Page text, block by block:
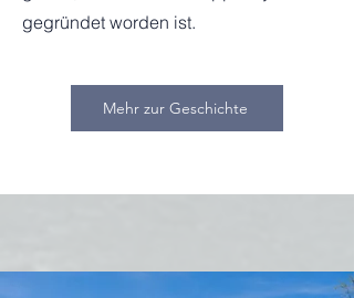
gegründet worden ist.
Mehr zur Geschichte